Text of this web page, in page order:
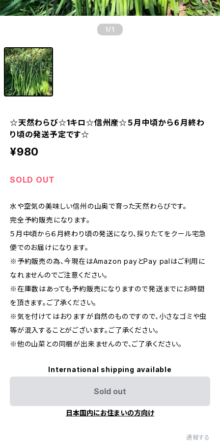
1 /1
☆天然わらび☆1キロ☆信州産☆５月中頃から６月終わ
り頃の発送予定です☆
¥980
SOLD OUT
水や空気の美味しい信州の山奥で育った天然わらびです。
完全予約販売になります。
５月中頃から６月終わり頃の発送になり、採りたてをクール宅急
便でのお届けになります。
※予約販売の為、今現在はAmazon payとPay palはご利用に
なれませんのでご注意ください。
※在庫数はあっても予約販売になりますので発送までにお時間
を頂きます。ご了承ください。
※気を付けてはおりますが自然のものですので、小さなゴミや虫
等が混入することがございます。ご了承ください。
※他の山菜との同梱が出来ませんので、ご了承ください。
International shipping available
Sold out
日本国内にお住まいの方向け
通報する